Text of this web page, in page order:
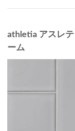
athletia アスレ
ーム